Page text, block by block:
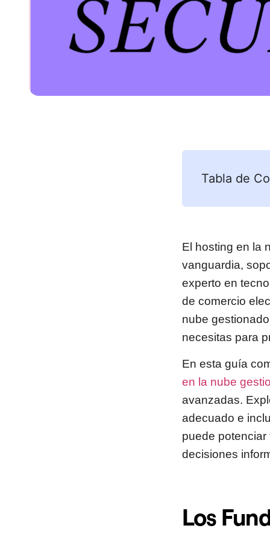
Tabla de
El hosting en la
vanguardia,
experto en
de comercio
nube
necesitas para
En esta guía
en la nube
avanzadas.
adecuado e
puede potenciar
decisiones
Los